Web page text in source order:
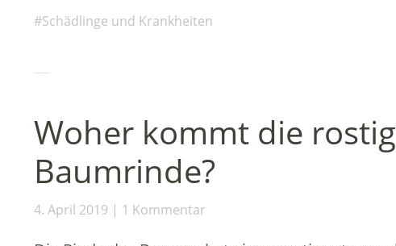
Schädlinge und Krankheiten
Woher kommt die
Baumrinde?
4. April 2019 1 Kommentar